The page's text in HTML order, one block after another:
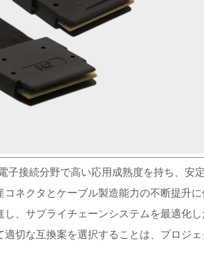
接続分野で高い応用成熟度を持ち、安
ネクタとケーブル製造能力の不断提升
、サプライチェーンシステムを最適化
切な互換案を選択することは、プロジ